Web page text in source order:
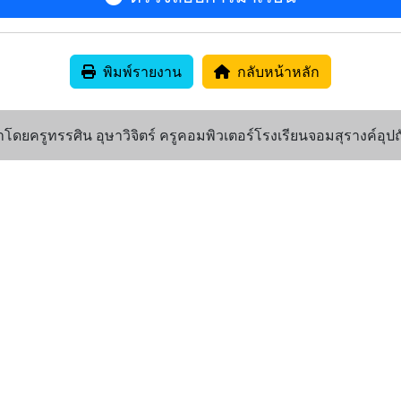
พิมพ์รายงาน กลับหน้าหลัก
ดยครูทรรศิน อุษาวิจิตร์ ครูคอมพิวเตอร์โรงเรียนจอมสุรางค์อุป